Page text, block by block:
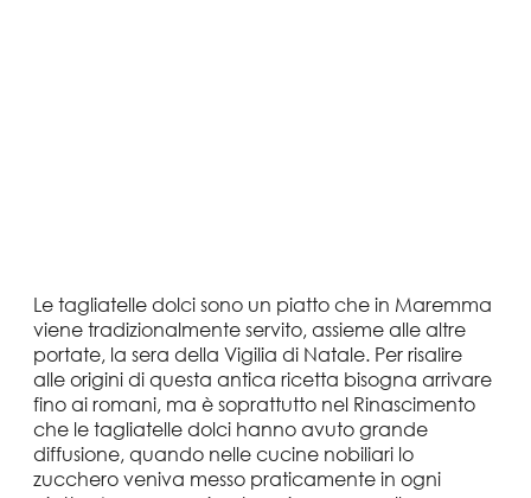
Le tagliatelle dolci sono un piatto che in Maremma
viene tradizionalmente servito, assieme alle altre
portate, la sera della Vigilia di Natale. Per risalire
alle origini di questa antica ricetta bisogna arrivare
fino ai romani, ma è soprattutto nel Rinascimento
che le tagliatelle dolci hanno avuto grande
diffusione, quando nelle cucine nobiliari lo
zucchero veniva messo praticamente in ogni